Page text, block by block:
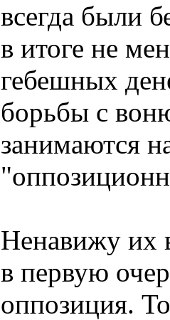
всегда были
в итоге не
гебешных
борьбы с
занимаются
Ненавижу их
в первую
оппозиция.